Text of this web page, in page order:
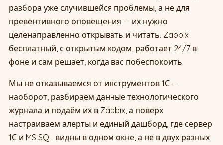
разбора уже случившейся проблемы, а не для
превентивного оповещения — их нужно
целенаправленно открывать и читать. Zabbix
бесплатный, с открытым кодом, работает 24/7 в
фоне и сам решает, когда вас побеспокоить.
Мы не отказываемся от инструментов 1С —
наоборот, разбираем данные технологического
журнала и подаём их в Zabbix, а поверх
настраиваем алерты и единый дашборд, где сервер
1С и MS SQL видны в одном окне, а не в двух разных